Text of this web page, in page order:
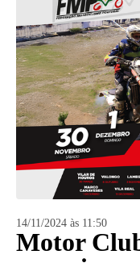
14/11/2024 às 11:50
Motor